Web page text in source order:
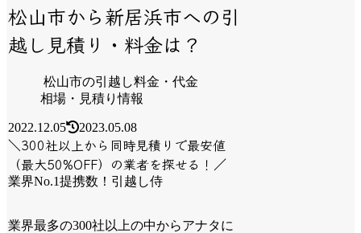
松山市から新居浜市への引
越し見積り・料金は？
松山市の引越し料金・代金
相場・見積り情報
2022.12.05 2023.05.08
＼300社以上から同時見積りで最安値
（最大50%OFF）の業者を探せる！／
業界No.1提携数！引越し侍
業界最多の300社以上の中からアナタに